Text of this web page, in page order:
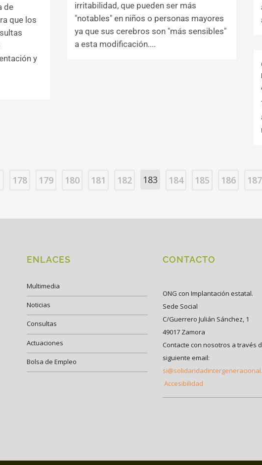
irritabilidad, que pueden ser más
"notables" en niños o personas mayores
ya que sus cerebros son "más sensibles"
a esta modificación....
de
que los
y
178 179 180 181 182 183 184 185 186 187
ENLACES
Multimedia
Noticias
Consultas
Actuaciones
Bolsa de Empleo
CONTACTO
ONG con Implantación estatal.
Sede Social
C/Guerrero Julián Sánchez, 1
49017 Zamora
Contacte con nosotros a través
siguiente email:
Accesibilidad